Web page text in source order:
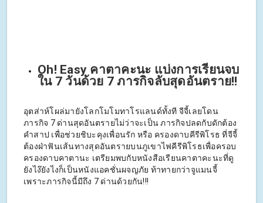
Oh! Easy คาตาคะนะ แบ่งการเรียนจบ
ใน 7 วันด้วย 7 ภารกิจลับสุดอันตราย!!
อุตส่าห์โผล่มายังโลกโมโมทาโรแลนด์ทั้งที จีจี้เลยโดน
ภารกิจ 7 ด่านสุดอันตรายไม่ว่าจะเป็น ภารกิจปลดกับดักต้อง
คำสาป เพื่อช่วยชิบะคุงเพื่อนรัก หรือ ครองดาบคีรีพิโรธ ที่จีจี้
ต้องฝ่าฟันเส้นทางสุดอันตรายบนภูเขาไฟคีรีพิโรธเพื่อครอบ
ครองดาบคาตานะ เตรียมพบกับหนังสือเรียนคาตาคะนะที่ดู
ยังไง๊ยังไงก็เป็นหนังแอคชั่นผจญภัย ท้าทายกว่าจูแมนจี้
เพราะภารกิจนี้มีถึง 7 ด่านด้วยกัน!!!